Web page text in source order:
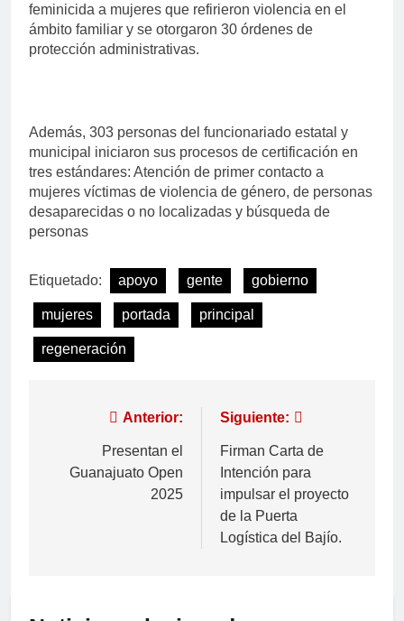
feminicida a mujeres que refirieron violencia en el
ámbito familiar y se otorgaron 30 órdenes de
protección administrativas.
Además, 303 personas del funcionariado estatal y
municipal iniciaron sus procesos de certificación en
tres estándares: Atención de primer contacto a
mujeres víctimas de violencia de género, de personas
desaparecidas o no localizadas y búsqueda de
personas
Etiquetado: apoyo gente gobierno
mujeres portada principal
regeneración
Anterior:
Presentan el
Guanajuato Open
2025
Siguiente:
Firman Carta de
Intención para
impulsar el proyecto
de la Puerta
Logística del Bajío.